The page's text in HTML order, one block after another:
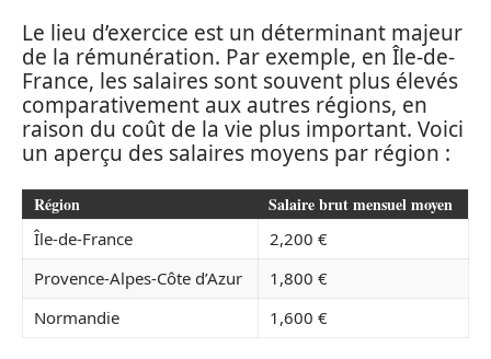
Le lieu d’exercice est un déterminant majeur
de la rémunération. Par exemple, en Île-de-
France, les salaires sont souvent plus élevés
comparativement aux autres régions, en
raison du coût de la vie plus important. Voici
un aperçu des salaires moyens par région :
Région Salaire brut mensuel moyen
Île-de-France
2,200 €
Provence-Alpes-Côte d’Azur
1,800 €
Normandie
1,600 €